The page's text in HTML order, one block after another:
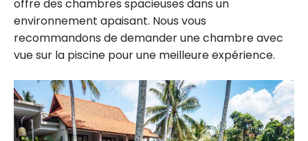
offre des chambres spacieuses dans un
environnement apaisant. Nous vous
recommandons de demander une chambre avec
vue sur la piscine pour une meilleure expérience.